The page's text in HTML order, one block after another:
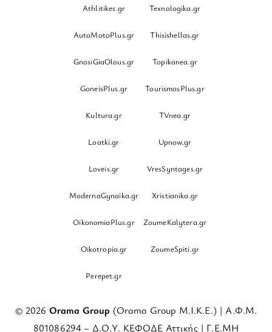
Athlitikes.gr Texnologika.gr
AutoMotoPlus.gr Thisishellas.gr
GnosiGiaOlous.gr Topikanea.gr
GoneisPlus.gr TourismosPlus.gr
Kultura.gr TVnea.gr
Loatki.gr Upnow.gr
Loveis.gr VresSyntages.gr
ModernaGynaika.gr Xristianika.gr
OikonomiaPlus.gr ZoumeKalytera.gr
Oikotropia.gr ZoumeSpiti.gr
Perepet.gr
© 2026 Orama Group (Orama Group Μ.Ι.Κ.Ε.) | Α.Φ.Μ.
801086294 – Δ.Ο.Υ. ΚΕΦΟΔΕ Αττικής | Γ.Ε.ΜΗ